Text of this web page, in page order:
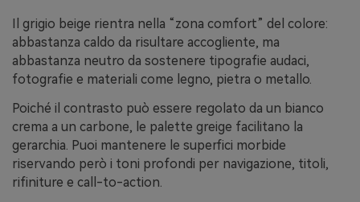
Il grigio beige rientra nella “zona comfort” del colore:
abbastanza caldo da risultare accogliente, ma
abbastanza neutro da sostenere tipografie audaci,
fotografie e materiali come legno, pietra o metallo.
Poiché il contrasto può essere regolato da un bianco
crema a un carbone, le palette greige facilitano la
gerarchia. Puoi mantenere le superfici morbide
riservando però i toni profondi per navigazione, titoli,
rifiniture e call-to-action.